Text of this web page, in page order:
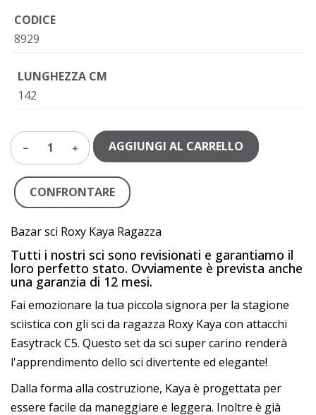
CODICE
8929
LUNGHEZZA CM
142
1 AGGIUNGI AL CARRELLO
CONFRONTARE
Bazar sci Roxy Kaya Ragazza
Tutti i nostri sci sono revisionati e garantiamo il
loro perfetto stato. Ovviamente è prevista anche
una garanzia di 12 mesi.
Fai emozionare la tua piccola signora per la stagione
sciistica con gli sci da ragazza Roxy Kaya con attacchi
Easytrack C5. Questo set da sci super carino renderà
l'apprendimento dello sci divertente ed elegante!
Dalla forma alla costruzione, Kaya è progettata per
essere facile da maneggiare e leggera. Inoltre è già